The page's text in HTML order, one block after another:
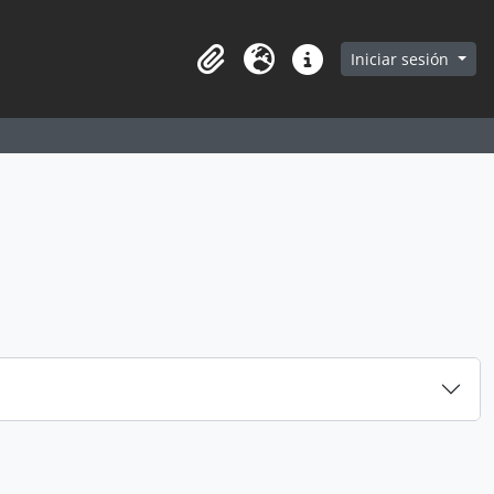
in browse page
Portapapeles
Idioma Enlaces rápidos
Iniciar sesión